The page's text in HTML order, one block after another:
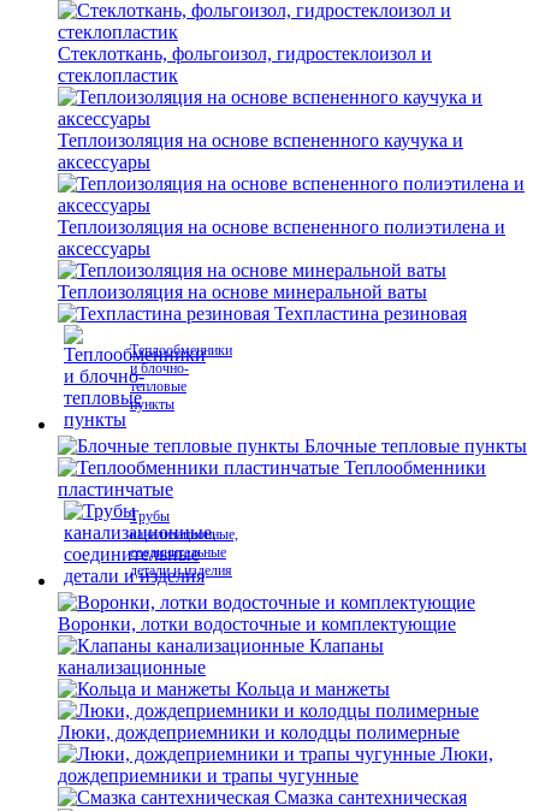
Стеклоткань, фольгоизол, гидростеклоизол и
стеклопластик
Теплоизоляция на основе вспененного каучука и
аксессуары
Теплоизоляция на основе вспененного полиэтилена и
аксессуары
Теплоизоляция на основе минеральной ваты
Техпластина резиновая
Теплообменники
и блочно-
тепловые
пункты
Блочные тепловые пункты
Теплообменники
пластинчатые
Трубы
канализационные,
соединительные
детали и изделия
Воронки, лотки водосточные и комплектующие
Клапаны
канализационные
Кольца и манжеты
Люки, дождеприемники и колодцы полимерные
Люки,
дождеприемники и трапы чугунные
Смазка сантехническая